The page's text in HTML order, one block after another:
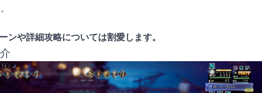
ンや詳細攻略については割愛します。